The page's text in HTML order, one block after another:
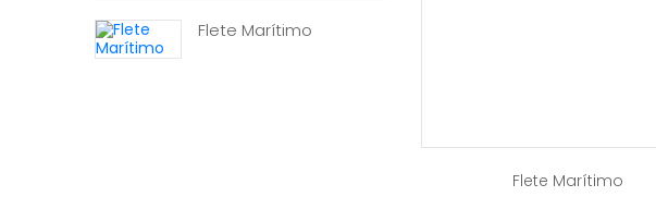
Flete Marítimo
Flete Marítimo